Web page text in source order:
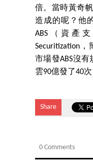
倍。當時黃奇
造成的呢？他
ABS（資產支
Securitization
市場發ABS沒
雲90億發了40次
Share
0 Comments